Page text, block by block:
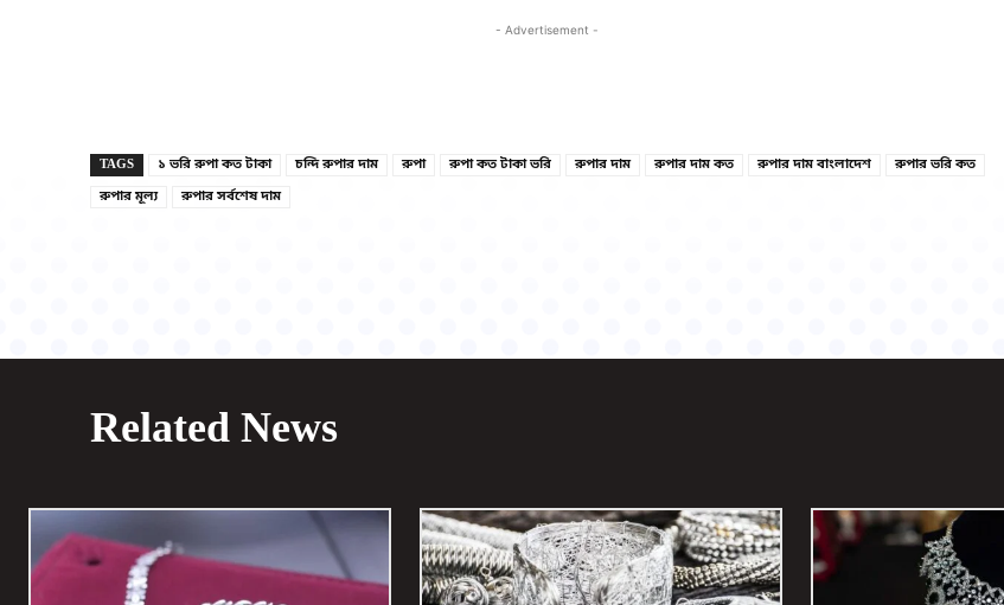
- Advertisement -
TAGS ১ ভরি রুপা কত টাকা চন্দি রুপার দাম রুপা রুপা কত টাকা ভরি রুপার দাম রুপার দাম কত রুপার দাম বাংলাদেশ
রুপার ভরি কত
রুপার মূল্য
রুপার সর্বশেষ দাম
Related News